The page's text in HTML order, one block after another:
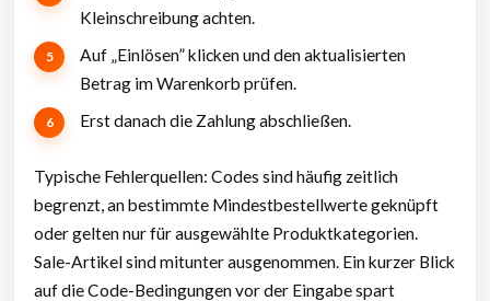
Kleinschreibung achten.
Auf „Einlösen” klicken und den aktualisierten
Betrag im Warenkorb prüfen.
Erst danach die Zahlung abschließen.
Typische Fehlerquellen: Codes sind häufig zeitlich
begrenzt, an bestimmte Mindestbestellwerte geknüpft
oder gelten nur für ausgewählte Produktkategorien.
Sale-Artikel sind mitunter ausgenommen. Ein kurzer Blick
auf die Code-Bedingungen vor der Eingabe spart